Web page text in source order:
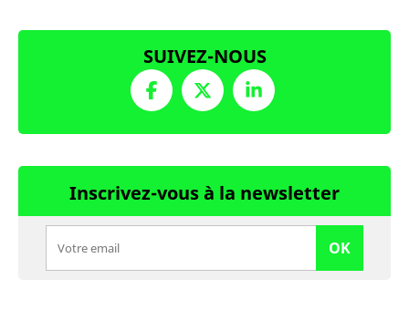
SUIVEZ-NOUS
Inscrivez-vous à la newsletter
OK